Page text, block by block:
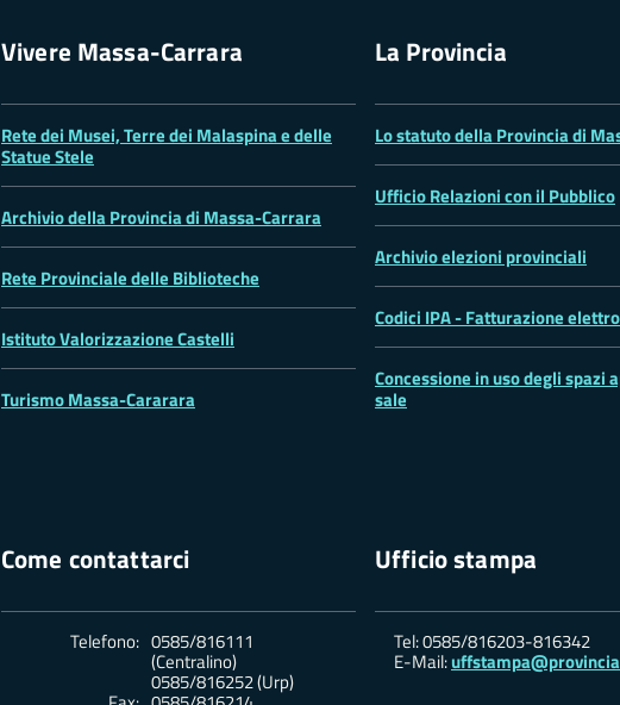
Vivere Massa-Carrara
Rete dei Musei, Terre dei Malaspina e delle
Statue Stele
Archivio della Provincia di Massa-Carrara
Rete Provinciale delle Biblioteche
Istituto Valorizzazione Castelli
Turismo Massa-Cararara
La Provincia
Lo statuto della Provincia di
Ufficio Relazioni con il Pubblico
Archivio elezioni provinciali
Codici IPA - Fatturazione
Concessione in uso degli spazi
sale
Come contattarci
Telefono: 0585/816111
(Centralino)
0585/816252 (Urp)
Ufficio stampa
Tel: 0585/816203-816342
E-Mail: